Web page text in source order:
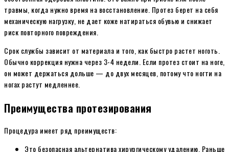
травмы, когда нужно время на восстановление. Протез берет на себя
механическую нагрузку, не дает коже натираться обувью и снижает
риск повторного повреждения.
Срок службы зависит от материала и того, как быстро растет ноготь.
Обычно коррекция нужна через 3-4 недели. Если протез стоит на ноге,
он может держаться дольше — до двух месяцев, потому что ногти на
ногах растут медленнее.
Преимущества протезирования
Процедура имеет ряд преимуществ:
Это безопасная альтернатива хирургическому удалению. Раньше